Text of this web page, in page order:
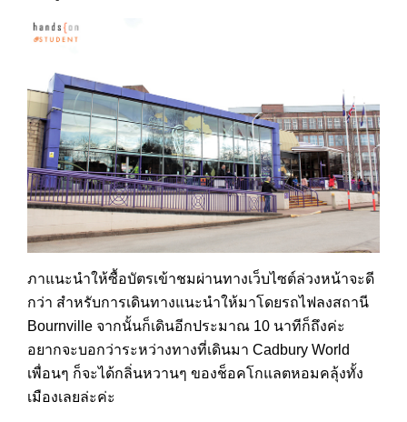
ภาแนะนำให้ซื้อบัตรเข้าชมผ่านทางเว็บไซต์ล่วงหน้าจะดี
กว่า สำหรับการเดินทางแนะนำให้มาโดยรถไฟลงสถานี
Bournville จากนั้นก็เดินอีกประมาณ 10 นาทีก็ถึงค่ะ
อยากจะบอกว่าระหว่างทางที่เดินมา Cadbury World
เพื่อนๆ ก็จะได้กลิ่นหวานๆ ของช็อคโกแลตหอมคลุ้งทั้ง
เมืองเลยล่ะค่ะ